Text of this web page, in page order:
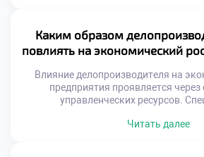
Профессиональное мастерство
жестких навыков и личной
грамотность без ответственного
Каким образом
повлиять на экономический
Влияние делопроизводителя на
предприятия проявляется
управленческих ресурсов.
связь между порядком вЧитать далее